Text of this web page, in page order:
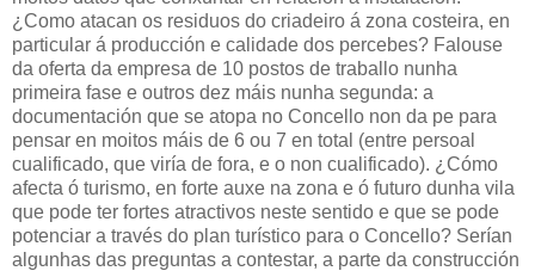
¿Como atacan os residuos do criadeiro á zona costeira, en
particular á producción e calidade dos percebes? Falouse
da oferta da empresa de 10 postos de traballo nunha
primeira fase e outros dez máis nunha segunda: a
documentación que se atopa no Concello non da pe para
pensar en moitos máis de 6 ou 7 en total (entre persoal
cualificado, que viría de fora, e o non cualificado). ¿Cómo
afecta ó turismo, en forte auxe na zona e ó futuro dunha vila
que pode ter fortes atractivos neste sentido e que se pode
potenciar a través do plan turístico para o Concello? Serían
algunhas das preguntas a contestar, a parte da construcción